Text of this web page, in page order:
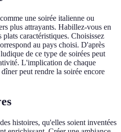
une soirée italienne ou
plus attrayants. Habillez-vous en
caractéristiques. Choisissez
au pays choisi. D'après
de ce type de soirées peut
L'implication de chaque
peut rendre la soirée encore
histoires, qu'elles soient inventées